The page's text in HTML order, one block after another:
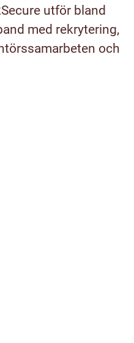
utför bland
med rekrytering,
och